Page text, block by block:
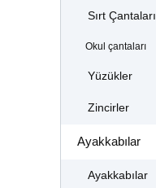
Sırt Çantaları
Okul çantaları
Yüzükler
Zincirler
Ayakkabılar
Ayakkabılar